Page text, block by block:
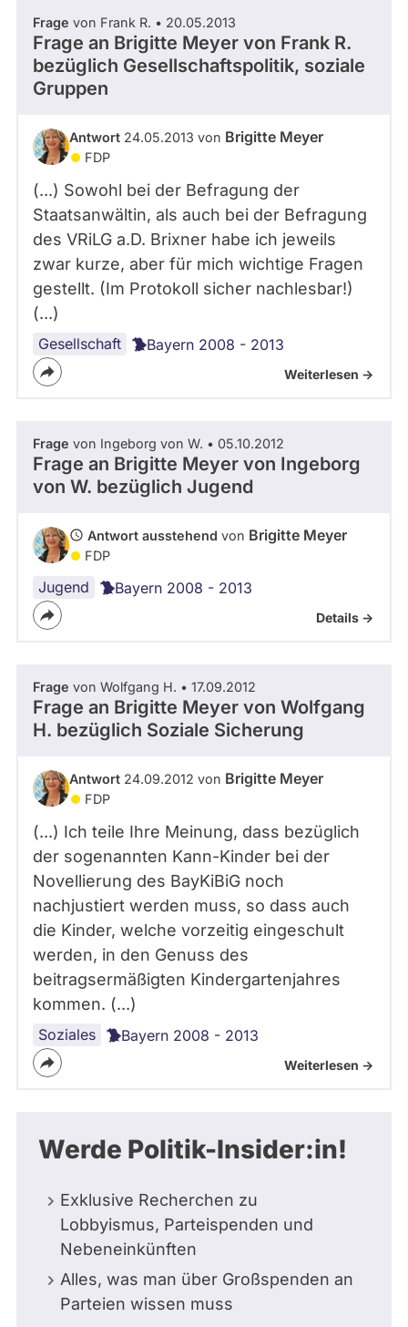
Frage von Frank R. • 20.05.2013
Frage an Brigitte Meyer von Frank R.
bezüglich Gesellschaftspolitik, soziale
Gruppen
Antwort 24.05.2013 von Brigitte Meyer
FDP
(...) Sowohl bei der Befragung der
Staatsanwältin, als auch bei der Befragung
des VRiLG a.D. Brixner habe ich jeweils
zwar kurze, aber für mich wichtige Fragen
gestellt. (Im Protokoll sicher nachlesbar!)
(...)
Gesellschaft Bayern 2008 - 2013
Weiterlesen ->
Frage von Ingeborg von W. • 05.10.2012
Frage an Brigitte Meyer von Ingeborg
von W. bezüglich Jugend
Antwort ausstehend von Brigitte Meyer
FDP
Jugend Bayern 2008 - 2013
Details ->
Frage von Wolfgang H. • 17.09.2012
Frage an Brigitte Meyer von Wolfgang
H. bezüglich Soziale Sicherung
Antwort 24.09.2012 von Brigitte Meyer
FDP
(...) Ich teile Ihre Meinung, dass bezüglich
der sogenannten Kann-Kinder bei der
Novellierung des BayKiBiG noch
nachjustiert werden muss, so dass auch
die Kinder, welche vorzeitig eingeschult
werden, in den Genuss des
beitragsermäßigten Kindergartenjahres
kommen. (...)
Soziales Bayern 2008 - 2013
Weiterlesen ->
Werde Politik-Insider:in!
Exklusive Recherchen zu
Lobbyismus, Parteispenden und
Nebeneinkünften
Alles, was man über Großspenden an
Parteien wissen muss